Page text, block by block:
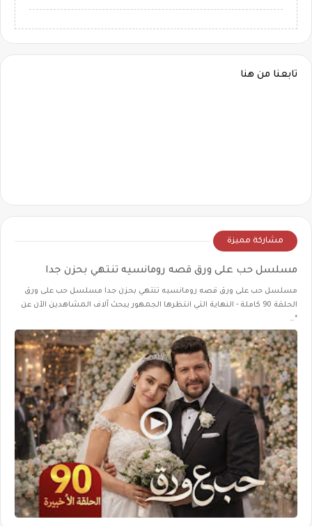
تابعنا من هنا
مشاركة مميزة
مسلسل حب على ورق قصه رومانسيه تنتهي بحزن جدا
مسلسل حب على ورق قصه رومانسيه تنتهي بحزن جدا مسلسل حب على ورق
الحلقة 90 كاملة - النهاية التي انتظرها الجمهور يبحث آلاف المشاهدين الآن عن
*…